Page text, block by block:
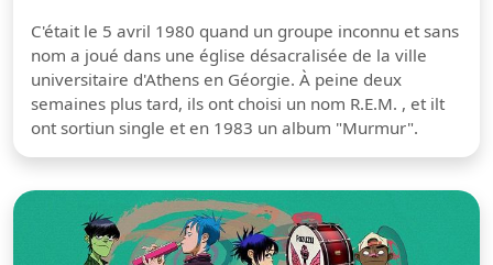
C'était le 5 avril 1980 quand un groupe inconnu et sans
nom a joué dans une église désacralisée de la ville
universitaire d'Athens en Géorgie. À peine deux
semaines plus tard, ils ont choisi un nom R.E.M. , et ilt
ont sortiun single et en 1983 un album "Murmur".